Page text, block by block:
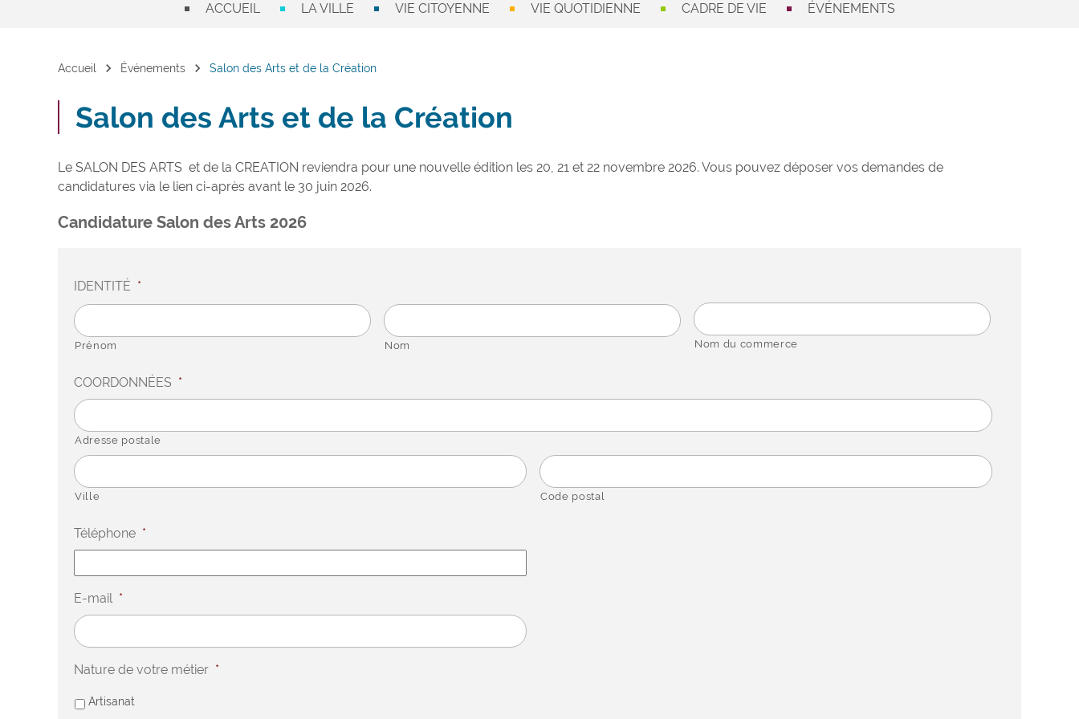
ACCUEIL LA VILLE VIE CITOYENNE VIE QUOTIDIENNE CADRE DE VIE ÉVÉNEMENTS
Accueil chevron_right Événements chevron_right Salon des Arts et de la Création
Salon des Arts et de la Création
Le SALON DES ARTS et de la CREATION reviendra pour une nouvelle édition les 20, 21 et 22 novembre 2026. Vous pouvez déposer vos demandes de
candidatures via le lien ci-après avant le 30 juin 2026.
Candidature Salon des Arts 2026
IDENTITÉ *
Prénom Nom Nom du commerce
COORDONNÉES *
Adresse postale
Ville Code postal
Téléphone *
E-mail *
Nature de votre métier *
Artisanat